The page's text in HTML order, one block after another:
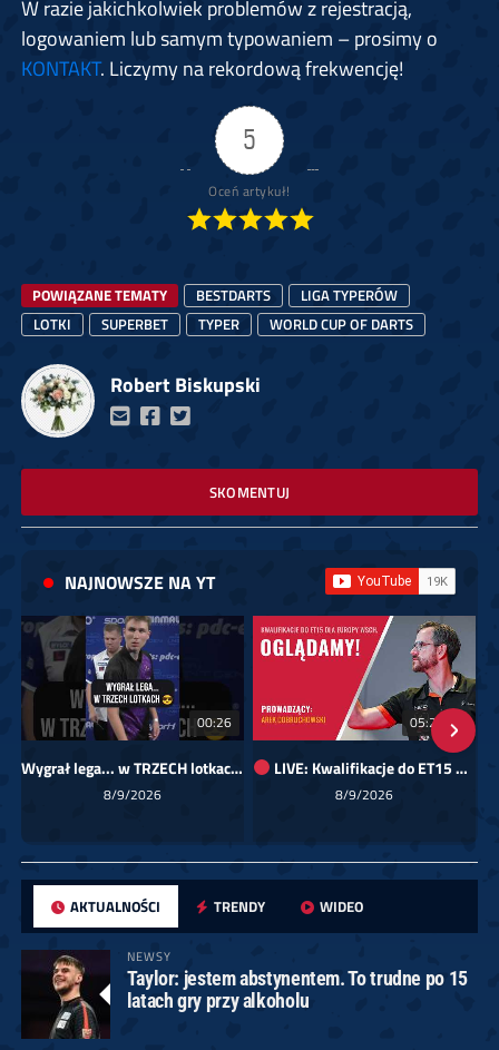
W razie jakichkolwiek problemów z rejestracją,
logowaniem lub samym typowaniem – prosimy o
KONTAKT. Liczymy na rekordową frekwencję!
5
Oceń artykuł!
POWIĄZANE TEMATY BESTDARTS
LIGA TYPERÓW
LOTKI
SUPERBET TYPER WORLD CUP OF DARTS
Robert Biskupski
SKOMENTUJ
NAJNOWSZE NA YT
00:26
Wygrał lega... w TRZECH lotkach
8/9/2026
05:25:00
LIVE: Kwalifikacje do ET15 dla Europy Wschodniej
8/9/2026
AKTUALNOŚCI TRENDY WIDEO
NEWSY
Taylor: jestem abstynentem. To trudne po 15
latach gry przy alkoholu